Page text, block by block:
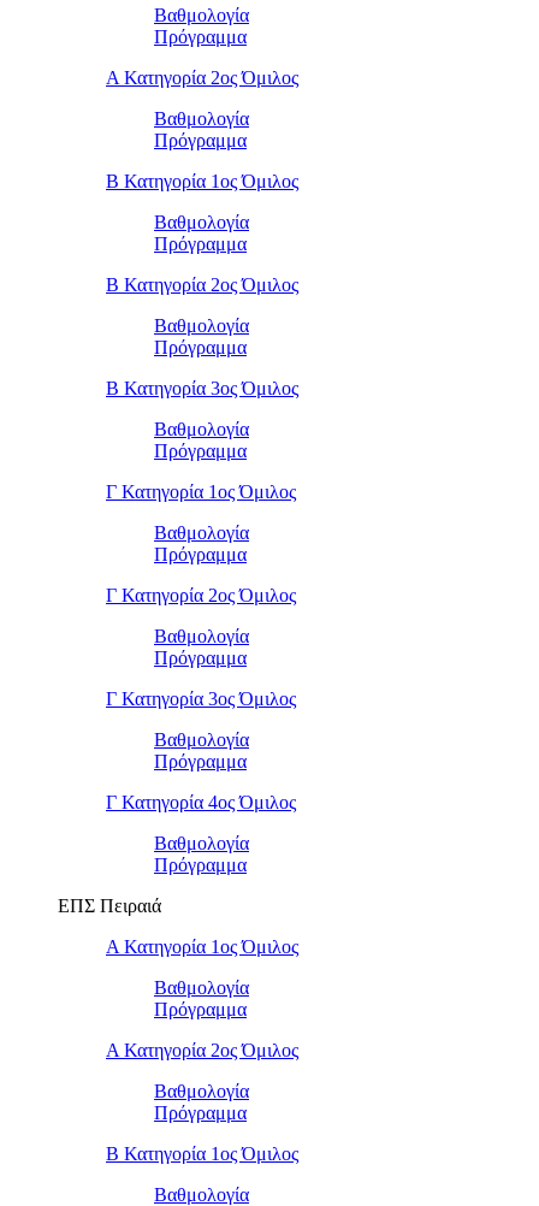
Βαθμολογία
Πρόγραμμα
Α Κατηγορία 2ος Όμιλος
Βαθμολογία
Πρόγραμμα
Β Κατηγορία 1ος Όμιλος
Βαθμολογία
Πρόγραμμα
Β Κατηγορία 2ος Όμιλος
Βαθμολογία
Πρόγραμμα
Β Κατηγορία 3ος Όμιλος
Βαθμολογία
Πρόγραμμα
Γ Κατηγορία 1ος Όμιλος
Βαθμολογία
Πρόγραμμα
Γ Κατηγορία 2ος Όμιλος
Βαθμολογία
Πρόγραμμα
Γ Κατηγορία 3ος Όμιλος
Βαθμολογία
Πρόγραμμα
Γ Κατηγορία 4ος Όμιλος
Βαθμολογία
Πρόγραμμα
ΕΠΣ Πειραιά
Α Κατηγορία 1ος Όμιλος
Βαθμολογία
Πρόγραμμα
Α Κατηγορία 2ος Όμιλος
Βαθμολογία
Πρόγραμμα
Β Κατηγορία 1ος Όμιλος
Βαθμολογία